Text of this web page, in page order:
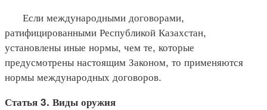
Если международными договорами,
ратифицированными Республикой Казахстан,
установлены иные нормы, чем те, которые
предусмотрены настоящим Законом, то применяются
нормы международных договоров.
Статья 3. Виды оружия